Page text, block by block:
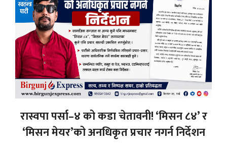
रास्वपा पर्सा–४ को कडा चेतावनी! ‘मिसन ८४’ र
‘मिसन मेयर’को अनधिकृत प्रचार नगर्न निर्देशन